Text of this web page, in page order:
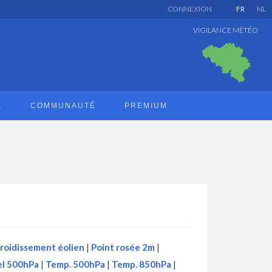
FR NL
CONNEXION
VIGILANCE MÉTÉO
COMMUNAUTÉ PREMIUM
éolien | Point rosée 2m |
500hPa | Temp. 500hPa | Temp. 850hPa |